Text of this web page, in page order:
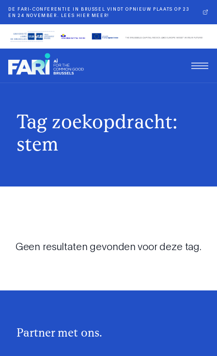
DE FARI-CONFERENTIE IN BRUSSEL VINDT OPNIEUW PLAATS OP 23
EN 24 NOVEMBER. LEES HIER MEER!
Tag zoekopdracht:
stem
Geen resultaten gevonden voor deze tag.
Partner met ons.